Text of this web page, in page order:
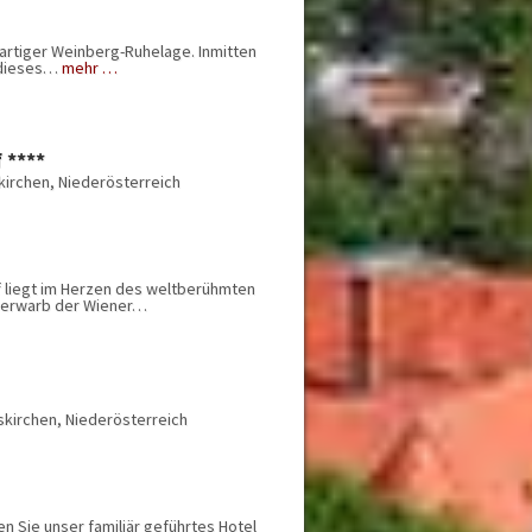
Behindertengerecht
Erweiterte Ausstattung
Garten / Park
Parkplatz
Restaurant
Vollpension
Weinberg-Ruhelage. Inmitten
mehr …
****
Niederösterreich
im Herzen des weltberühmten
der Wiener…
Niederösterreich
Sie unser familiär geführtes Hotel